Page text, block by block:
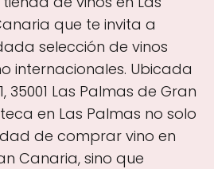
que te invita a
selección de vinos
internacionales. Ubicada
35001 Las Palmas de Gran
en Las Palmas no solo
de comprar vino en
Canaria, sino que